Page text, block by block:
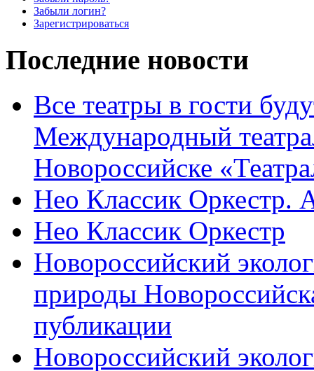
Забыли логин?
Зарегистрироваться
Последние новости
Все театры в гости
Международный
Новороссийске
Нео Классик Оркестр.
Нео Классик Оркестр
Новороссийский
природы
публикации
Новороссийский